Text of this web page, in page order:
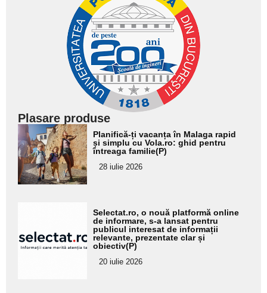
Plasare produse
Adaugă
aici textul
pentru
subtitlu
Planifică-ți vacanța în Malaga rapid
și simplu cu Vola.ro: ghid pentru
întreaga familie(P)
28 iulie 2026
pentru
subtitlu
Selectat.ro, o nouă platformă online
de informare, s-a lansat pentru
publicul interesat de informații
relevante, prezentate clar și
obiectiv(P)
20 iulie 2026